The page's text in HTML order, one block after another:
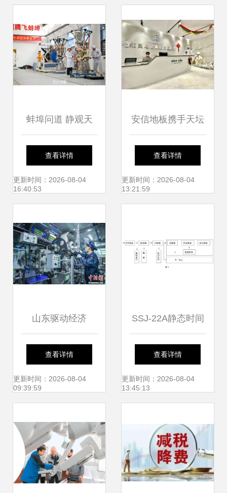
蚌埠问道 静观天
地，逐梦苍穹
查看详情
更新时间：2026-08-04
16:40:53
安信地板携手天坛
整装 以技术服务驱
动家装品质升级
查看详情
更新时间：2026-08-04
13:21:59
山东驱动经济
向“绿”而行 打造节
能环保产业集群的
查看详情
更新时间：2026-08-04
09:39:59
SSJ-22A静态时间
继电器 高性能与实
用价格的完美结合
查看详情
更新时间：2026-08-04
13:45:13